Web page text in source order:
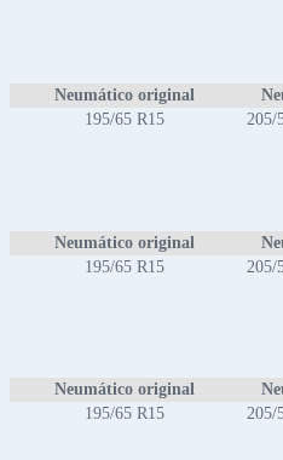
Neumático original
195/65 R15
205/
Neumático original
195/65 R15
205/
Neumático original
195/65 R15
205/